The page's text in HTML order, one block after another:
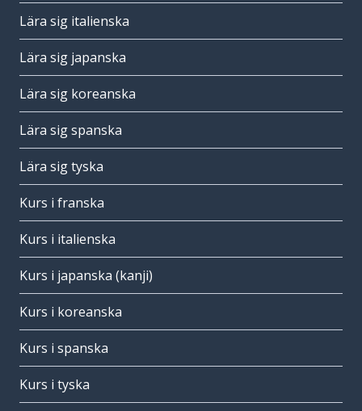
Lära sig italienska
Lära sig japanska
Lära sig koreanska
Lära sig spanska
Lära sig tyska
Kurs i franska
Kurs i italienska
Kurs i japanska (kanji)
Kurs i koreanska
Kurs i spanska
Kurs i tyska